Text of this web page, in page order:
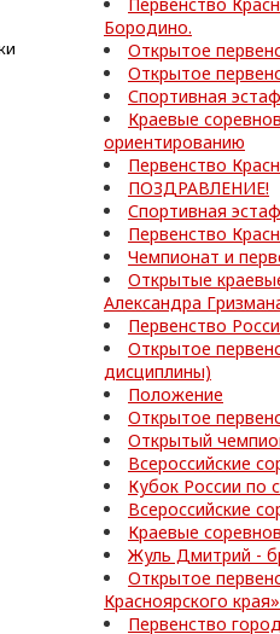
Бородино.
Открытое
Открытое
Спортивная
Краевые
ориентированию
Первенство
ПОЗДРАВЛЕНИЕ!
Спортивная
Первенство
Чемпионат и
Открытые
Александра
Первенство
Открытое
дисциплины)
Положение
Открытое
Открытый
Всероссийские
Кубок России по
Всероссийские
Краевые
Жуль Дмитрий -
Открытое
Красноярского края»
Первенство